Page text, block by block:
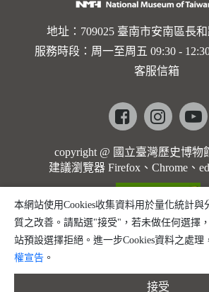
地址：709025 臺南市安南區長
服務時段：周一至周五 09:30 -
客服信箱
Facebookinstagram
copyright @ 國立臺灣歷史博物
建議瀏覽器 Firefox、Chrome、
本網站使用Cookies收集資料用於量化統計與
質之改善。請點選"接受"，若未做任何選擇
站預設選擇拒絕。進一步Cookies資料之處理
權宣告 。
接受